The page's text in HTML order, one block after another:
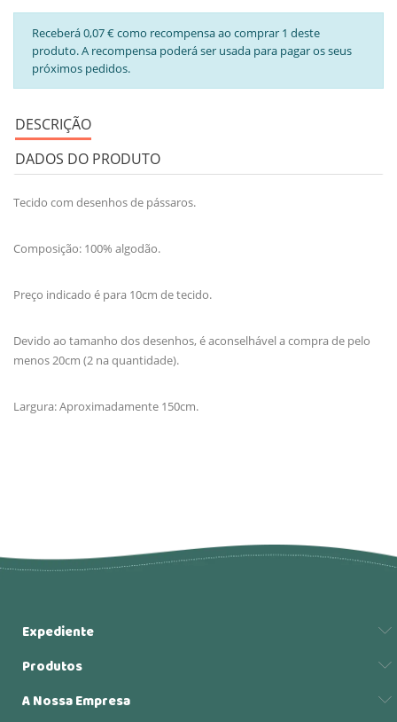
Receberá 0,07 € como recompensa ao comprar 1 deste
produto. A recompensa poderá ser usada para pagar os seus
próximos pedidos.
DESCRIÇÃO
DADOS DO PRODUTO
Tecido com desenhos de pássaros.
Composição: 100% algodão.
Preço indicado é para 10cm de tecido.
Devido ao tamanho dos desenhos, é aconselhável a compra de pelo
menos 20cm (2 na quantidade).
Largura: Aproximadamente 150cm.
Expediente
Produtos
A Nossa Empresa